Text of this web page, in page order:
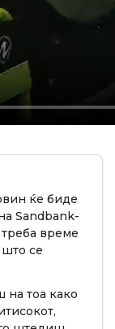
ќе биде
Sandbank-
време
се
на тоа како